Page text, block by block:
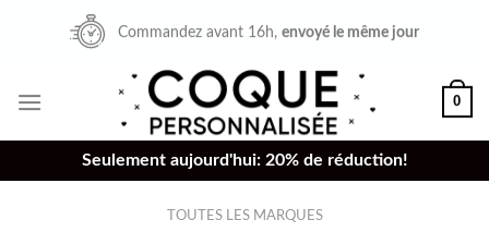
Commandez avant 16h,envoyé le même jour
0
Seulement aujourd'hui: 20% de réduction!
TOUTES LES MARQUES